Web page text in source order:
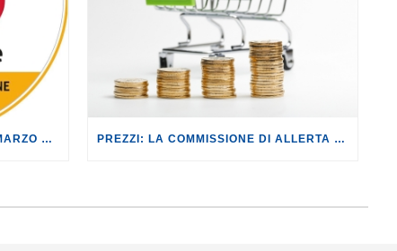
AL REFERENDUM DEL 22 E 23 MARZO VOTA NO PREZZI: LA COMMISSIONE DI ALLERTA PREZZI CONTRO IL RISCHIO SPECULAZIONI.